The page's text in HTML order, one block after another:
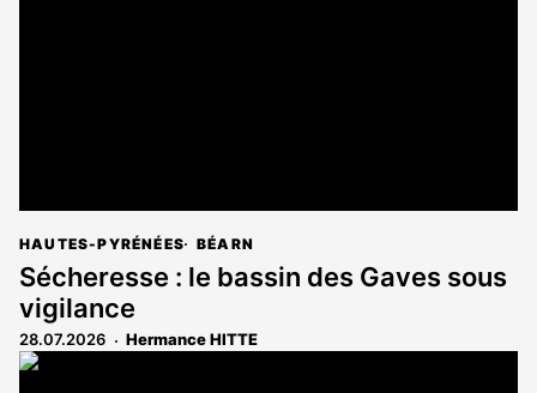
HAUTES-PYRÉNÉES BÉARN
Sécheresse : le bassin des Gaves sous
vigilance
28.07.2026 Hermance HITTE